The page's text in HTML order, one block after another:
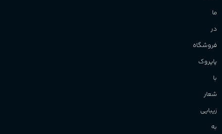
ما
در
فروشگاه
پاپروک
با
شعار
زیبایی
به